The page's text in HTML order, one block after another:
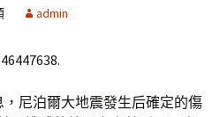
admin
尼泊爾大地震發生后確定的傷